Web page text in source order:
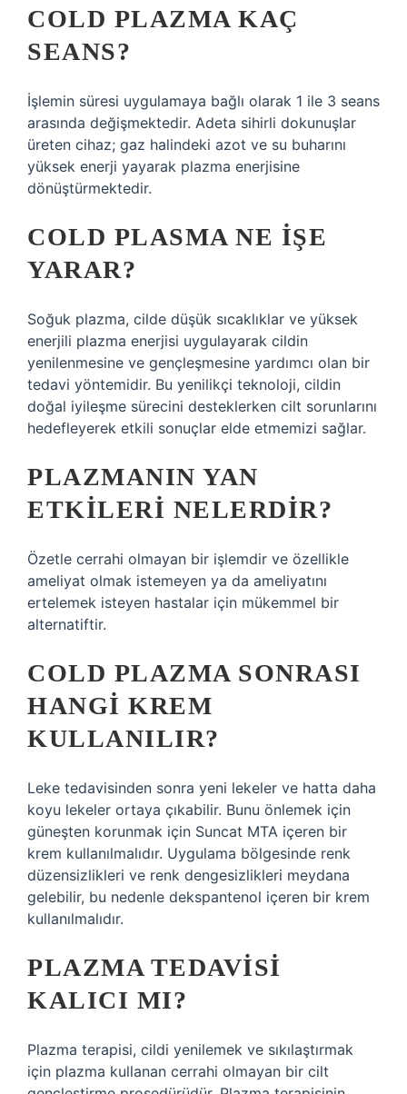
COLD PLAZMA KAÇ
SEANS?
İşlemin süresi uygulamaya bağlı olarak 1 ile 3 seans
arasında değişmektedir. Adeta sihirli dokunuşlar
üreten cihaz; gaz halindeki azot ve su buharını
yüksek enerji yayarak plazma enerjisine
dönüştürmektedir.
COLD PLASMA NE IŞE
YARAR?
Soğuk plazma, cilde düşük sıcaklıklar ve yüksek
enerjili plazma enerjisi uygulayarak cildin
yenilenmesine ve gençleşmesine yardımcı olan bir
tedavi yöntemidir. Bu yenilikçi teknoloji, cildin
doğal iyileşme sürecini desteklerken cilt sorunlarını
hedefleyerek etkili sonuçlar elde etmemizi sağlar.
PLAZMANIN YAN
ETKILERI NELERDIR?
Özetle cerrahi olmayan bir işlemdir ve özellikle
ameliyat olmak istemeyen ya da ameliyatını
ertelemek isteyen hastalar için mükemmel bir
alternatiftir.
COLD PLAZMA SONRASI
HANGI KREM
KULLANILIR?
Leke tedavisinden sonra yeni lekeler ve hatta daha
koyu lekeler ortaya çıkabilir. Bunu önlemek için
güneşten korunmak için Suncat MTA içeren bir
krem ​​kullanılmalıdır. Uygulama bölgesinde renk
düzensizlikleri ve renk dengesizlikleri meydana
gelebilir, bu nedenle dekspantenol içeren bir krem ​​
kullanılmalıdır.
PLAZMA TEDAVISI
KALICI MI?
Plazma terapisi, cildi yenilemek ve sıkılaştırmak
için plazma kullanan cerrahi olmayan bir cilt